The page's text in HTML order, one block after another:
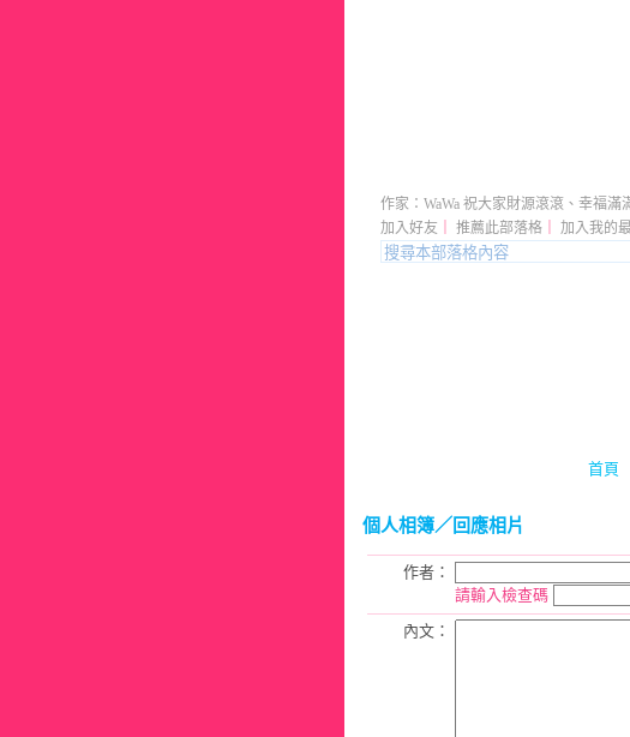
首頁
加入好友 推薦此部落格 加入我的
作家：WaWa 祝大家財源滾滾、幸福滿
個人相簿／回應相片
作者：
請輸入檢查碼
內文：